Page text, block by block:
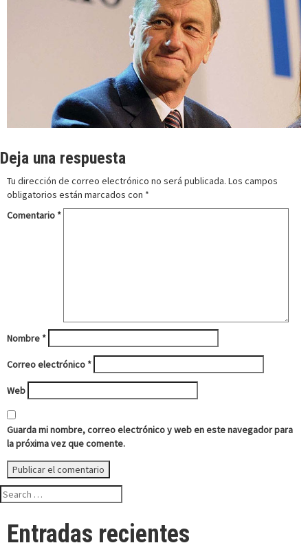
Deja una respuesta
Tu dirección de correo electrónico no será publicada. Los campos
obligatorios están marcados con *
Comentario *
Nombre *
Correo electrónico *
Web
Guarda mi nombre, correo electrónico y web en este navegador para
la próxima vez que comente.
Search
for:
Entradas recientes